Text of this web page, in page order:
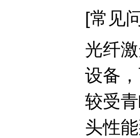
[常见
光纤
设备
较受
头性